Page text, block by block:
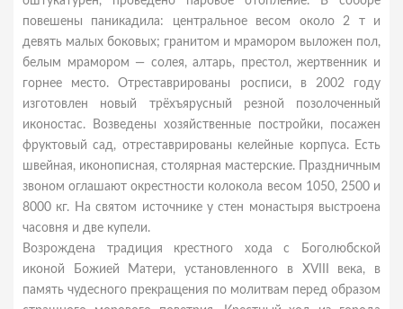
повешены паникадила: центральное весом около 2 т и
девять малых боковых; гранитом и мрамором выложен пол,
белым мрамором — солея, алтарь, престол, жертвенник и
горнее место. Отреставрированы росписи, в 2002 году
изготовлен новый трёхъярусный резной позолоченный
иконостас. Возведены хозяйственные постройки, посажен
фруктовый сад, отреставрированы келейные корпуса. Есть
швейная, иконописная, столярная мастерские. Праздничным
звоном оглашают окрестности колокола весом 1050, 2500 и
8000 кг. На святом источнике у стен монастыря выстроена
часовня и две купели.
Возрождена традиция крестного хода с Боголюбской
иконой Божией Матери, установленного в XVIII века, в
память чудесного прекращения по молитвам перед образом